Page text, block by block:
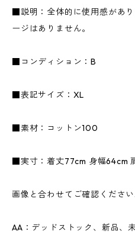
■説明：全体的に使用感があ
ージはありません。
■コンディション：B
■表記サイズ：XL
■素材：コットン100
■実寸：着丈77cm 身幅64cm
画像と合わせてご確認ください
AA：デッドストック、新品、